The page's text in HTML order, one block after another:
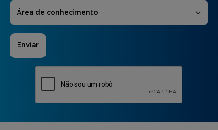
Áreas de Interesse
Área de conhecimento